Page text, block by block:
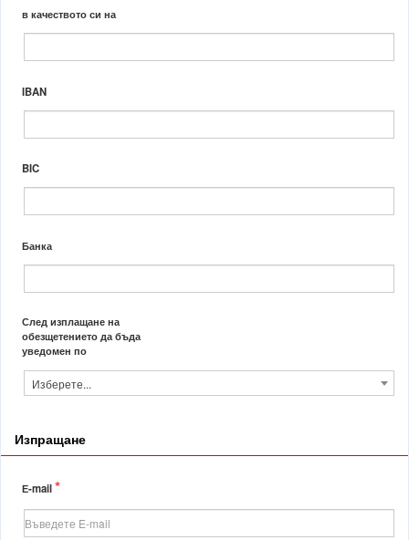
в качеството си на
IBAN
BIC
Банка
След изплащане на
обезщетението да бъда
уведомен по
Изберете...
Изпращане
Е-mail*